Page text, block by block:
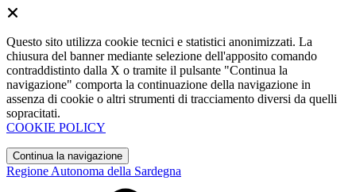
Questo sito utilizza cookie tecnici e statistici anonimizzati. La
chiusura del banner mediante selezione dell'apposito comando
contraddistinto dalla X o tramite il pulsante "Continua la
navigazione" comporta la continuazione della navigazione in
assenza di cookie o altri strumenti di tracciamento diversi da quelli
sopracitati.
COOKIE POLICY
Continua la navigazione
Regione Autonoma della Sardegna